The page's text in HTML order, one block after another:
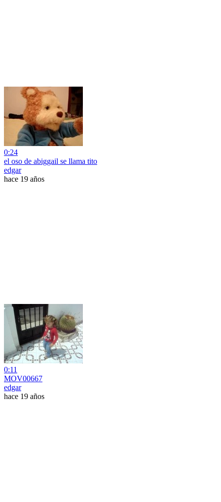
0:24
el oso de abiggail se llama tito
edgar
hace 19 años
0:11
MOV00667
edgar
hace 19 años